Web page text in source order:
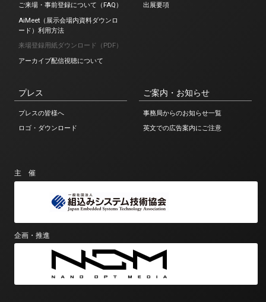
ご来場・事前登録について（FAQ）
AiMeet（展示会場内資料ダウンロ
ード）利用方法
来場登録用紙ダウンロード（PDF）
アーカイブ配信視聴について
出展要項
プレス
プレスの皆様へ
ロゴ・ダウンロード
ご案内・お知らせ
事務局からのお知らせ一覧
英文での広告案内にご注意
主 催
企画・推進